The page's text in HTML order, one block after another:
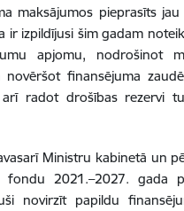
maksājumos pieprasīts
ir izpildījusi šim gadam
apjomu, nodrošinot
finansējuma
radot drošības rezervi
Ministru kabinetā un
fondu 2021.–2027. gada
novirzīt papildu